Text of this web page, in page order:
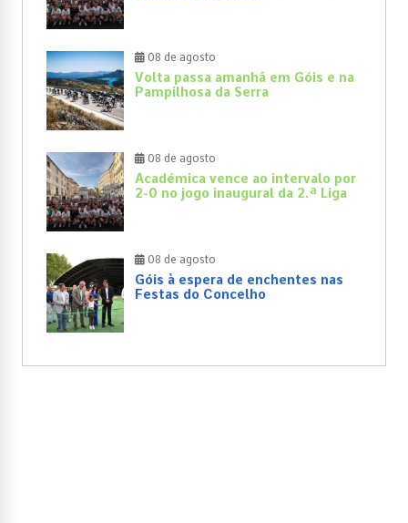
08 de agosto
Volta passa amanhã em Góis e na
Pampilhosa da Serra
08 de agosto
Académica vence ao intervalo por
2-0 no jogo inaugural da 2.ª Liga
08 de agosto
Góis à espera de enchentes nas
Festas do Concelho